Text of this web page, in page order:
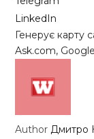
LinkedIn
Генерує карту
Ask.com,
Author Дмитро